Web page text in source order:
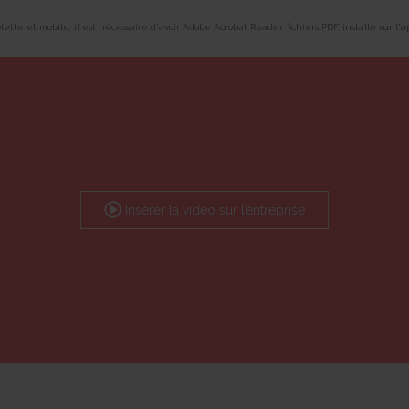
et mobile, il est nécessaire d'avoir Adobe Acrobat Reader, fichiers PDF, installé sur
Insérer la vidéo sur l’entreprise